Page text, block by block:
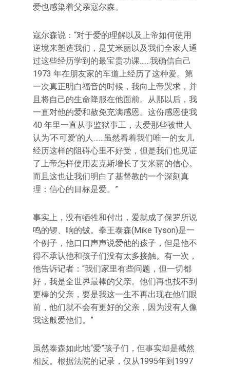
爱也感染着父亲寇尔森。
寇尔森说：“对于爱的理解以及上帝如何使用
逆境来塑造我们，是艾米丽以及我们全家人通
过这些经历学到的最宝贵功课……我确信自己
1973 年在朋友家的车道上经历了这种爱。第
一次真正明白福音的时候，我向上帝哭求，并
且将自己的生命降服在他面前。从那以后，我
一直对他的爱和赦免充满感恩。这份感恩使我
40 年里一直从事监狱事工，去爱那些被世人
认为‘不可爱’的人……虽然看着我们唯一的女儿
经历这样的阻碍心里不好受，但是我们也见证
了上帝怎样使用麦克斯增长了艾米丽的信心。
而且这也让我们明白了基督教的一个深刻真
理：信心的目标是爱。”
事实上，没有牺牲和付出，爱就成了保罗所说
鸣的锣、响的钹。拳王泰森(Mike Tyson)是一
个例子，他口口声声说爱他的孩子，但是他不
得不承认他和孩子们没有太多接触。有一次，
他告诉记者：“我们家里有些问题，但一切都
好，我是全世界最棒的父亲。他们再也找不到
更棒的父亲，要是我这一生不再出现在他们眼
前，他们就不会有更好的父亲，因为没有人像
我这般爱他们。”
虽然泰森如此地“爱”孩子们，但事实却是截然
相反。根据法院的记录，仅从1995年到1997